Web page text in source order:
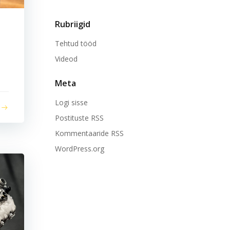
Rubriigid
Tehtud tööd
Videod
Meta
Logi sisse
Postituste RSS
Kommentaaride RSS
WordPress.org